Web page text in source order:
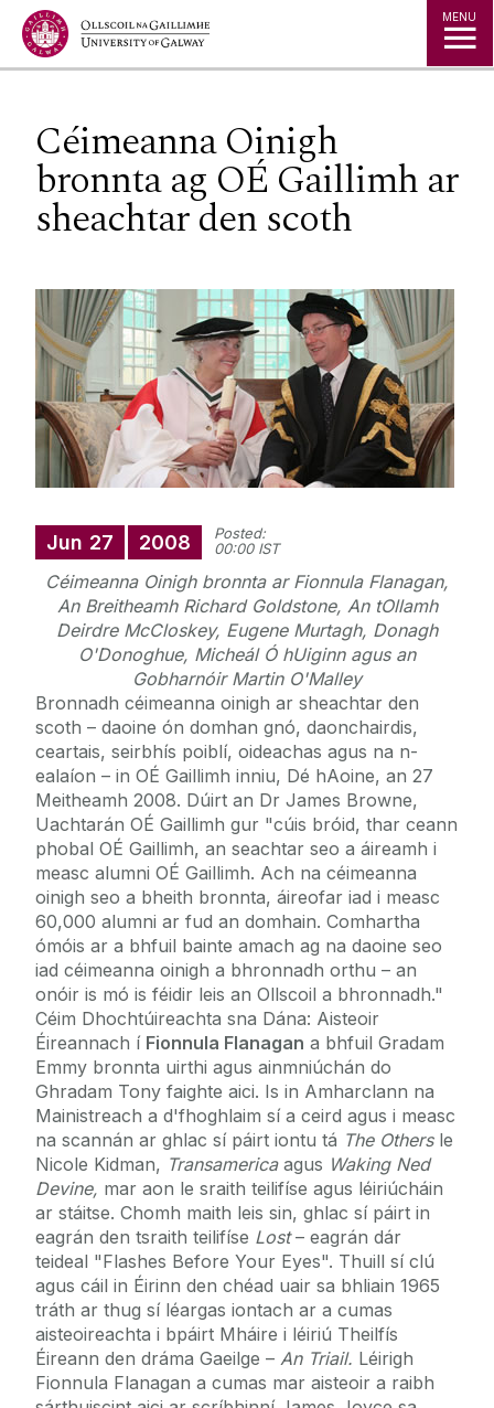
Jump to Content MENU
Céimeanna Oinigh
bronnta ag OÉ Gaillimh ar
sheachtar den scoth
Jun 27 2008
Posted:
00:00 IST
Céimeanna Oinigh bronnta ar Fionnula Flanagan,
An Breitheamh Richard Goldstone, An tOllamh
Deirdre McCloskey, Eugene Murtagh, Donagh
O'Donoghue, Micheál Ó hUiginn agus an
Gobharnóir Martin O'Malley
Bronnadh céimeanna oinigh ar sheachtar den
scoth – daoine ón domhan gnó, daonchairdis,
ceartais, seirbhís poiblí, oideachas agus na n-
ealaíon – in OÉ Gaillimh inniu, Dé hAoine, an 27
Meitheamh 2008. Dúirt an Dr James Browne,
Uachtarán OÉ Gaillimh gur "cúis bróid, thar ceann
phobal OÉ Gaillimh, an seachtar seo a áireamh i
measc alumni OÉ Gaillimh. Ach na céimeanna
oinigh seo a bheith bronnta, áireofar iad i measc
60,000 alumni ar fud an domhain. Comhartha
ómóis ar a bhfuil bainte amach ag na daoine seo
iad céimeanna oinigh a bhronnadh orthu – an
onóir is mó is féidir leis an Ollscoil a bhronnadh."
Céim Dhochtúireachta sna Dána: Aisteoir
Éireannach í Fionnula Flanagan a bhfuil Gradam
Emmy bronnta uirthi agus ainmniúchán do
Ghradam Tony faighte aici. Is in Amharclann na
Mainistreach a d'fhoghlaim sí a ceird agus i measc
na scannán ar ghlac sí páirt iontu tá The Othersle
Nicole Kidman, Transamericaagus Waking Ned
Devine, mar aon le sraith teilifíse agus léiriúcháin
ar stáitse. Chomh maith leis sin, ghlac sí páirt in
eagrán den tsraith teilifíse Lost– eagrán dár
teideal "Flashes Before Your Eyes". Thuill sí clú
agus cáil in Éirinn den chéad uair sa bhliain 1965
tráth ar thug sí léargas iontach ar a cumas
aisteoireachta i bpáirt Mháire i léiriú Theilfís
Éireann den dráma Gaeilge – An Triail. Léirigh
Fionnula Flanagan a cumas mar aisteoir a raibh